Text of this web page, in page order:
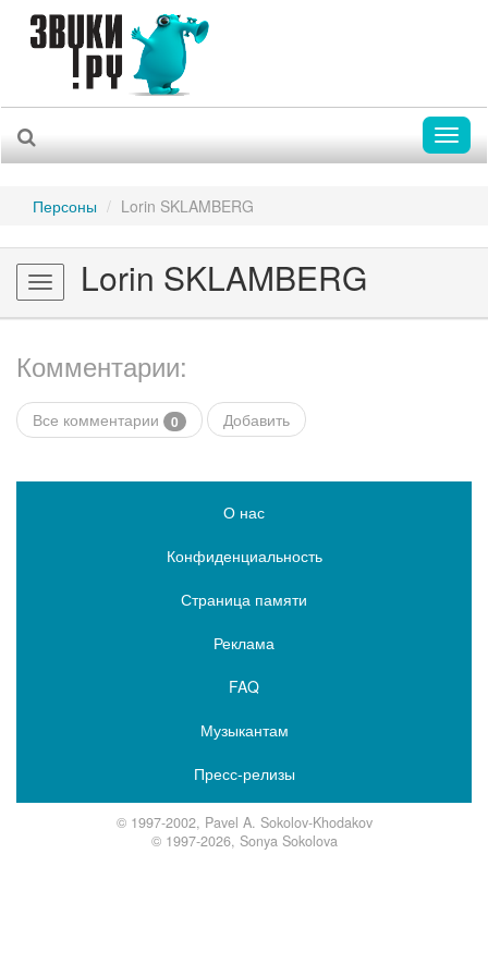
Персоны Lorin SKLAMBERG
Toggle
navigation
Lorin SKLAMBERG
Комментарии:
Все комментарии 0 Добавить
О нас
Конфиденциальность
Страница памяти
Реклама
FAQ
Музыкантам
Пресс-релизы
© 1997-2002, Pavel A. Sokolov-Khodakov
© 1997-2026, Sonya Sokolova